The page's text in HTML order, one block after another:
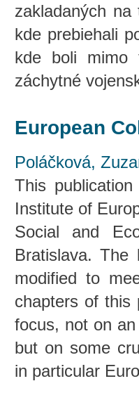
zakladaných
kde prebiehali
kde boli mimo
záchytné
European
Poláčková,
This
Institute of
Social and
Bratislava.
modified to
chapters of this
focus, not on
but on some
in particular